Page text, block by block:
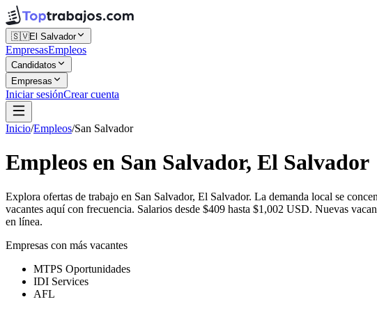
🇸🇻El Salvador
EmpresasEmpleos
Candidatos
Empresas
Iniciar sesiónCrear cuenta
Inicio/Empleos/San Salvador
Empleos en San Salvador, El Salvador
Explora ofertas de trabajo en San Salvador, El Salvador. La demanda local se
vacantes aquí con frecuencia. Salarios desde $409 hasta $1,002 USD. Nuevas
en línea.
Empresas con más vacantes
MTPS Oportunidades
IDI Services
AFL